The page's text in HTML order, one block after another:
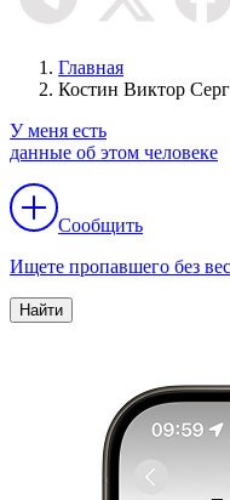
Главная
Костин Виктор
У меня есть
данные об этом человеке
Сообщить
Ищете пропавшего без
Найти